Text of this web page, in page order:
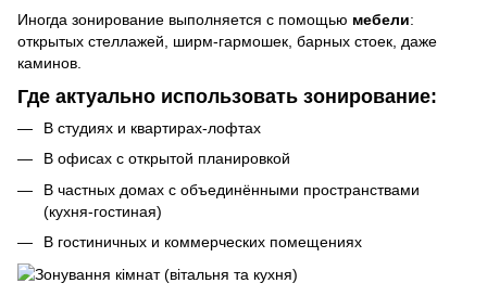
Иногда зонирование выполняется с помощью мебели:
открытых стеллажей, ширм-гармошек, барных стоек, даже
каминов.
Где актуально использовать зонирование:
В студиях и квартирах-лофтах
В офисах с открытой планировкой
В частных домах с объединёнными пространствами
(кухня-гостиная)
В гостиничных и коммерческих помещениях